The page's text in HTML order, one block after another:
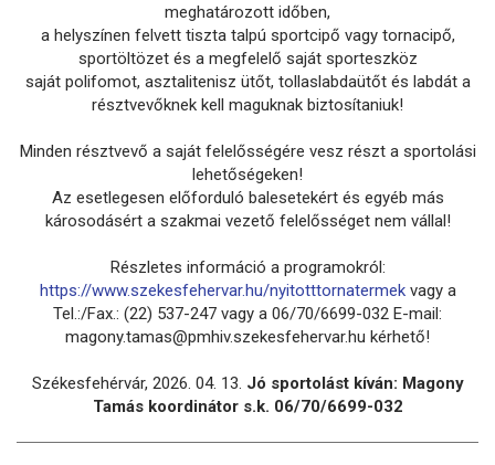
meghatározott időben,
a helyszínen felvett tiszta talpú sportcipő vagy tornacipő,
sportöltözet és a megfelelő saját sporteszköz
saját polifomot, asztalitenisz ütőt, tollaslabdaütőt és labdát a
résztvevőknek kell maguknak biztosítaniuk!
Minden résztvevő a saját felelősségére vesz részt a sportolási
lehetőségeken!
Az esetlegesen előforduló balesetekért és egyéb más
károsodásért a szakmai vezető felelősséget nem vállal!
Részletes információ a programokról:
https://www.szekesfehervar.hu/nyitotttornatermekvagy a
Tel.:/Fax.: (22) 537-247 vagy a 06/70/6699-032 E-mail:
magony.tamas@pmhiv.szekesfehervar.hu kérhető!
Székesfehérvár, 2026. 04. 13. Jó sportolást kíván: Magony
Tamás koordinátor s.k. 06/70/6699-032